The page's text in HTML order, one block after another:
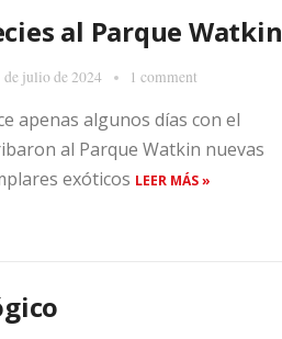
al Parque Watkin
de julio de 2024 1 comment
apenas algunos días con el
al Parque Watkin nuevas
exóticos LEER MÁS »